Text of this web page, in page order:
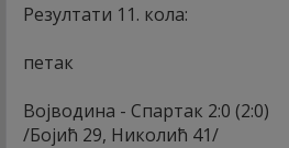
Резултати 11. кола:
петак
Војводина - Спартак 2:0 (2:0)
/Бојић 29, Николић 41/